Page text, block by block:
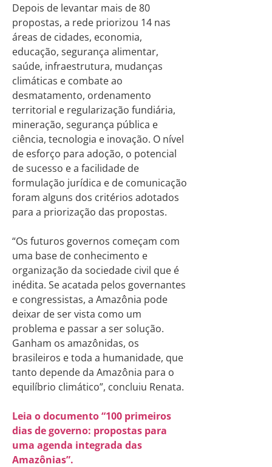
Depois de levantar mais de 80
propostas, a rede priorizou 14 nas
áreas de cidades, economia​,
educação, segurança alimentar,
saúde, infraestrutura, mudanças
climáticas e combate ao
desmatamento, ordenamento
territorial e regularização fundiária,
mineração, segurança pública e
ciência, tecnologia e inovação. O nível
de esforço para adoção, o potencial
de sucesso e a facilidade de
formulação jurídica e de comunicação
foram alguns dos critérios adotados
para a priorização das propostas.
“Os futuros governos começam com
uma base de conhecimento e
organização da sociedade civil que é
inédita. Se acatada pelos governantes
e congressistas, a Amazônia pode
deixar de ser vista como um
problema e passar a ser solução.
Ganham os amazônidas, os
brasileiros e toda a humanidade, que
tanto depende da Amazônia para o
equilíbrio climático”, concluiu Renata.
Leia o documento “100 primeiros
dias de governo: propostas para
uma agenda integrada das
Amazônias”.